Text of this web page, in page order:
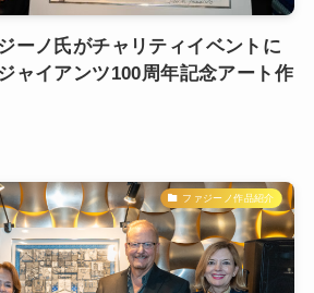
ーノ氏がチャリティイベントに
ャイアンツ100周年記念アート作
ファジーノ作品紹介